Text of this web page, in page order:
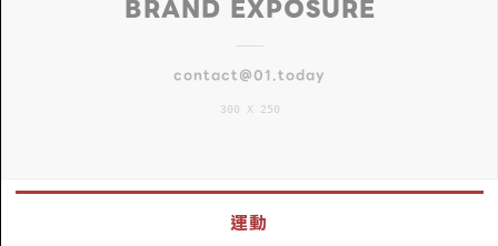
BRAND EXPOSURE
contact@01.today
300 X 250
運動